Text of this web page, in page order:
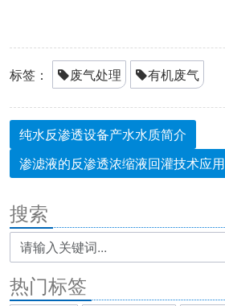
标签： 废气处理 有机废气
纯水反渗透设备产水水质简介
渗滤液的反渗透浓缩液回灌技术应用
搜索
热门标签